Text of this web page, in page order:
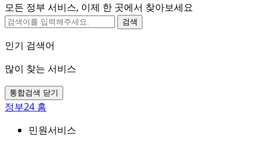
모든 정부 서비스, 이제 한 곳에서 찾아보세요
검색
인기 검색어
많이 찾는 서비스
통합검색 닫기
정부24 홈
민원서비스